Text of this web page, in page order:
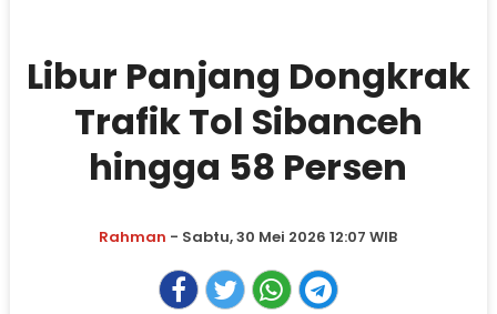
Libur Panjang Dongkrak
Trafik Tol Sibanceh
hingga 58 Persen
Rahman - Sabtu, 30 Mei 2026 12:07 WIB